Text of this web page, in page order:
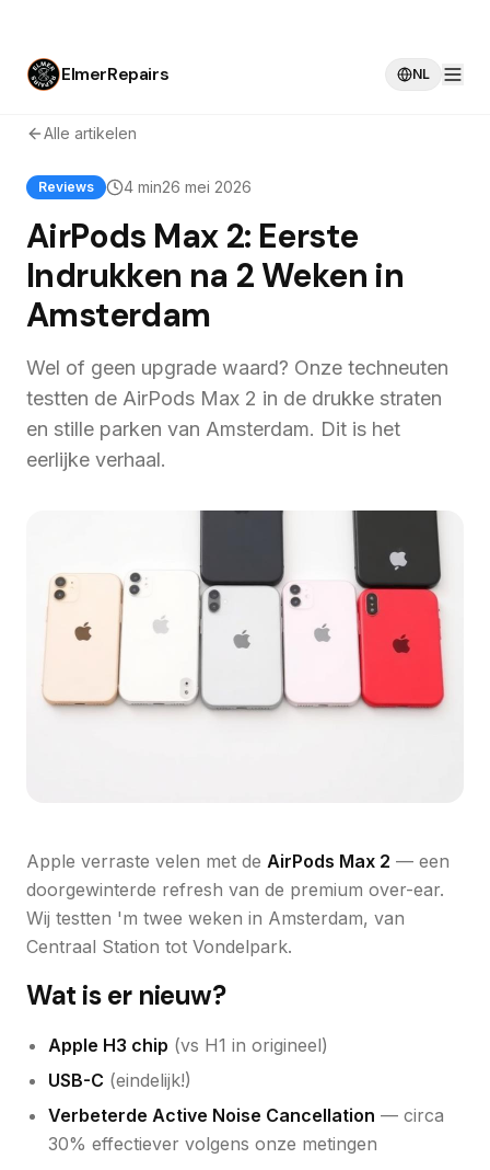
ElmerRepairs NL
Alle artikelen
Reviews 4 min26 mei 2026
AirPods Max 2: Eerste
Indrukken na 2 Weken in
Amsterdam
Wel of geen upgrade waard? Onze techneuten
testten de AirPods Max 2 in de drukke straten
en stille parken van Amsterdam. Dit is het
eerlijke verhaal.
Apple verraste velen met de AirPods Max 2 — een
doorgewinterde refresh van de premium over-ear.
Wij testten 'm twee weken in Amsterdam, van
Centraal Station tot Vondelpark.
Wat is er nieuw?
Apple H3 chip (vs H1 in origineel)
USB-C (eindelijk!)
Verbeterde Active Noise Cancellation — circa
30% effectiever volgens onze metingen